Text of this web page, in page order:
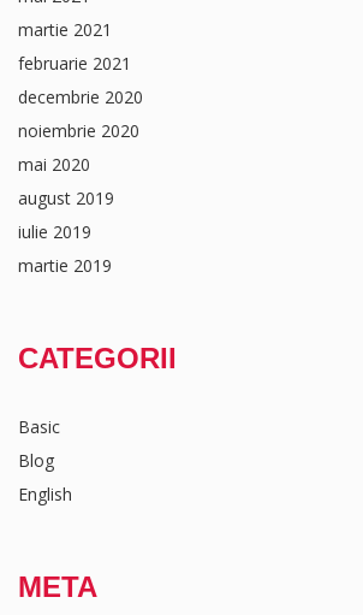
martie 2021
februarie 2021
decembrie 2020
noiembrie 2020
mai 2020
august 2019
iulie 2019
martie 2019
CATEGORII
Basic
Blog
English
META